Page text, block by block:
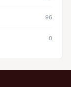
96
0